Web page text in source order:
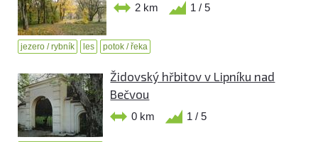
2 km 1 / 5
jezero / rybník les potok / řeka
Židovský hřbitov v Lipníku nad
Bečvou
0 km 1 / 5